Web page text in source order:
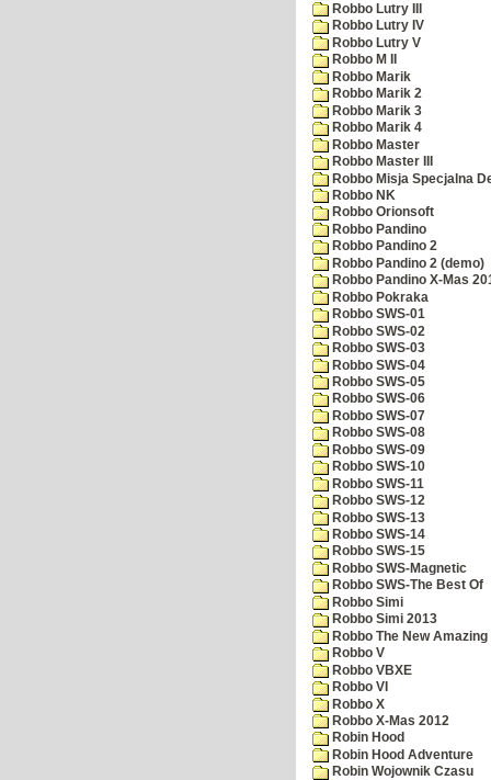
Robbo Lutry III
Robbo Lutry IV
Robbo Lutry V
Robbo M II
Robbo Marik
Robbo Marik 2
Robbo Marik 3
Robbo Marik 4
Robbo Master
Robbo Master III
Robbo Misja Specjalna
Robbo NK
Robbo Orionsoft
Robbo Pandino
Robbo Pandino 2
Robbo Pandino 2 (demo)
Robbo Pandino X-Mas
Robbo Pokraka
Robbo SWS-01
Robbo SWS-02
Robbo SWS-03
Robbo SWS-04
Robbo SWS-05
Robbo SWS-06
Robbo SWS-07
Robbo SWS-08
Robbo SWS-09
Robbo SWS-10
Robbo SWS-11
Robbo SWS-12
Robbo SWS-13
Robbo SWS-14
Robbo SWS-15
Robbo SWS-Magnetic
Robbo SWS-The Best Of
Robbo Simi
Robbo Simi 2013
Robbo The New
Robbo V
Robbo VBXE
Robbo VI
Robbo X
Robbo X-Mas 2012
Robin Hood
Robin Hood Adventure
Robin Wojownik Czasu